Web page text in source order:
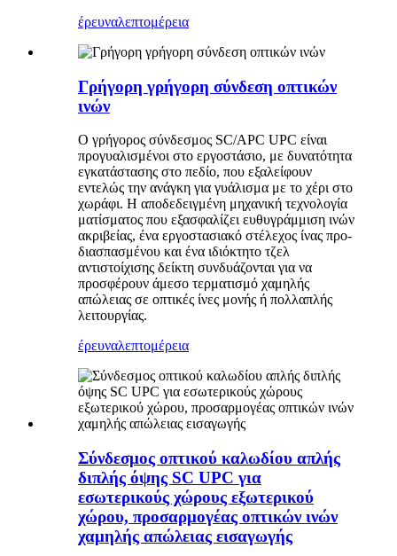
έρευναλεπτομέρεια
Γρήγορη γρήγορη σύνδεση οπτικών
ινών
Ο γρήγορος σύνδεσμος SC/APC UPC είναι
προγυαλισμένοι στο εργοστάσιο, με δυνατότητα
εγκατάστασης στο πεδίο, που εξαλείφουν
εντελώς την ανάγκη για γυάλισμα με το χέρι στο
χωράφι. Η αποδεδειγμένη μηχανική τεχνολογία
ματίσματος που εξασφαλίζει ευθυγράμμιση ινών
ακριβείας, ένα εργοστασιακό στέλεχος ίνας προ-
διασπασμένου και ένα ιδιόκτητο τζελ
αντιστοίχισης δείκτη συνδυάζονται για να
προσφέρουν άμεσο τερματισμό χαμηλής
απώλειας σε οπτικές ίνες μονής ή πολλαπλής
λειτουργίας.
έρευναλεπτομέρεια
Σύνδεσμος οπτικού καλωδίου απλής
διπλής όψης SC UPC για
εσωτερικούς χώρους εξωτερικού
χώρου, προσαρμογέας οπτικών ινών
χαμηλής απώλειας εισαγωγής